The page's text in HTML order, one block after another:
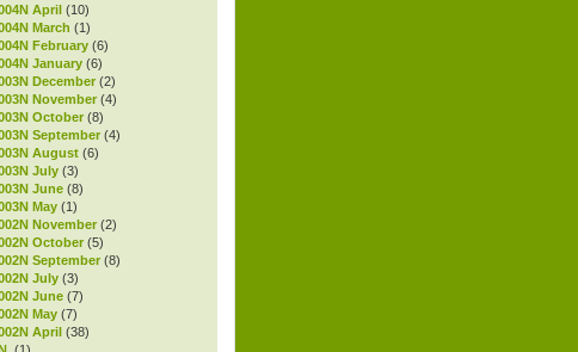
April (10)
March (1)
February (6)
January (6)
December (2)
November (4)
October (8)
September (4)
August (6)
July (3)
June (8)
May (1)
November (2)
October (5)
September (8)
July (3)
June (7)
May (7)
April (38)